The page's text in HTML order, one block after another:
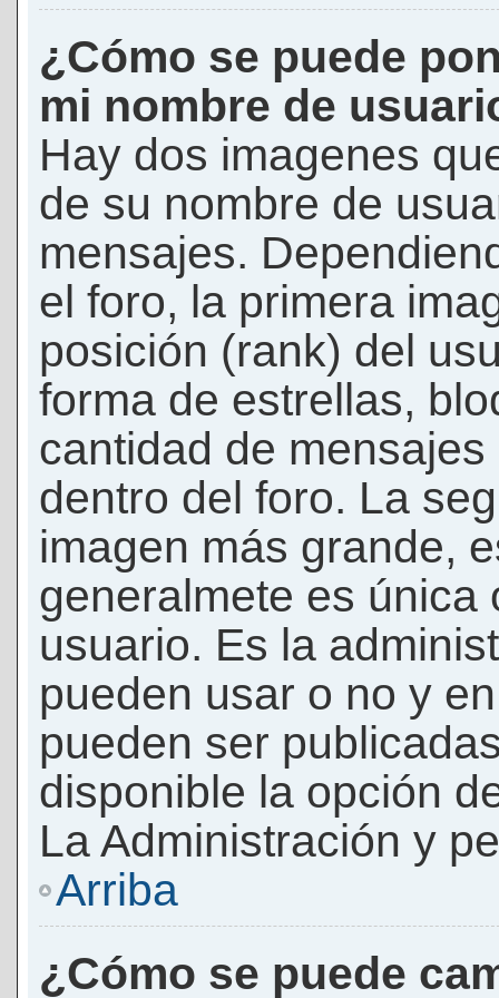
¿Cómo se puede
mi nombre de
Hay dos imagenes
de su nombre de
mensajes.
el foro, la primera
posición (rank) del
forma de estrellas,
cantidad de
dentro del foro. La
imagen más grande,
generalmete es única
usuario. Es la
pueden usar o no y
pueden ser
disponible la opción
La Administración y
Arriba
¿Cómo se puede